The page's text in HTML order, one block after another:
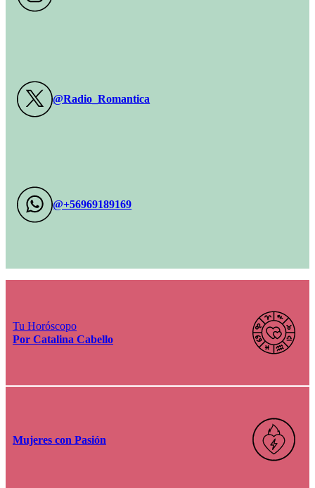
@Radio_Romantica
@+56969189169
Tu Horóscopo
Por Catalina Cabello
Mujeres con Pasión